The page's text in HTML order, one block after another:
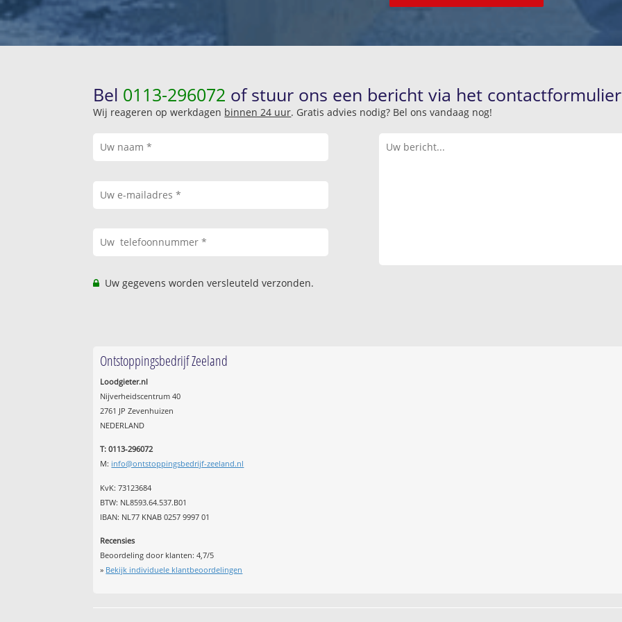
Bel 0113-296072 of stuur ons een bericht via het
Wij reageren op werkdagen binnen 24 uur. Gratis advies nodig? Bel ons vandaag nog!
Uw gegevens worden versleuteld verzonden.
Ontstoppingsbedrijf Zeeland
Loodgieter.nl
Nijverheidscentrum 40
2761 JP Zevenhuizen
NEDERLAND
T: 0113-296072
M: info@ontstoppingsbedrijf-zeeland.nl
KvK: 73123684
BTW: NL8593.64.537.B01
IBAN: NL77 KNAB 0257 9997 01
Recensies
Beoordeling door klanten:4,7/5
» Bekijk individuele klantbeoordelingen